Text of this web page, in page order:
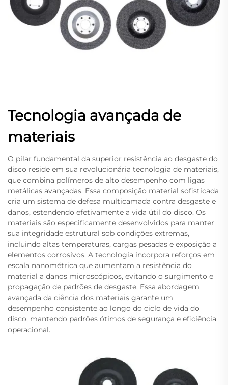
Tecnologia avançada de
materiais
O pilar fundamental da superior resistência ao desgaste do
disco reside em sua revolucionária tecnologia de materiais,
que combina polímeros de alto desempenho com ligas
metálicas avançadas. Essa composição material sofisticada
cria um sistema de defesa multicamada contra desgaste e
danos, estendendo efetivamente a vida útil do disco. Os
materiais são especificamente desenvolvidos para manter
sua integridade estrutural sob condições extremas,
incluindo altas temperaturas, cargas pesadas e exposição a
elementos corrosivos. A tecnologia incorpora reforços em
escala nanométrica que aumentam a resistência do
material a danos microscópicos, evitando o surgimento e
propagação de padrões de desgaste. Essa abordagem
avançada da ciência dos materiais garante um
desempenho consistente ao longo do ciclo de vida do
disco, mantendo padrões ótimos de segurança e eficiência
operacional.